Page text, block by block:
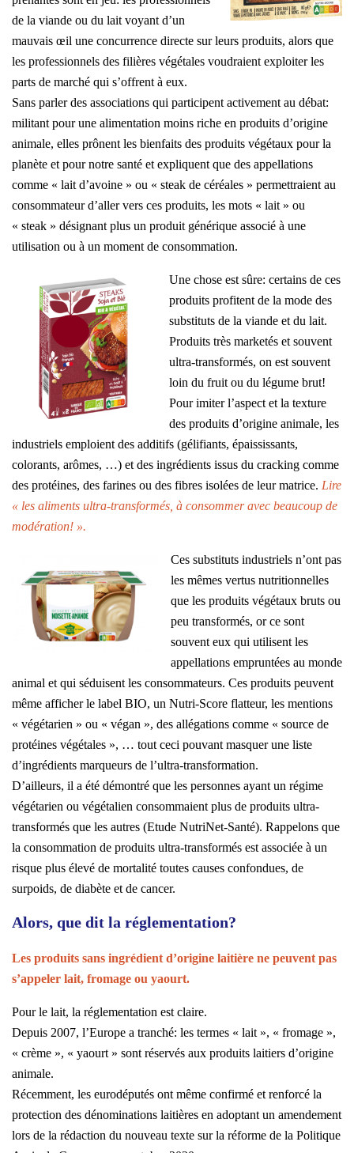
de la viande ou du lait voyant d’un
mauvais œil une concurrence directe sur leurs produits, alors que
les professionnels des filières végétales voudraient exploiter les
parts de marché qui s’offrent à eux.
Sans parler des associations qui participent activement au débat:
militant pour une alimentation moins riche en produits d’origine
animale, elles prônent les bienfaits des produits végétaux pour la
planète et pour notre santé et expliquent que des appellations
comme « lait d’avoine » ou « steak de céréales » permettraient au
consommateur d’aller vers ces produits, les mots « lait » ou
« steak » désignant plus un produit générique associé à une
utilisation ou à un moment de consommation.
Une chose est sûre: certains de ces
produits profitent de la mode des
substituts de la viande et du lait.
Produits très marketés et souvent
ultra-transformés, on est souvent
loin du fruit ou du légume brut!
Pour imiter l’aspect et la texture
des produits d’origine animale, les
industriels emploient des additifs (gélifiants, épaississants,
colorants, arômes, …) et des ingrédients issus du cracking comme
des protéines, des farines ou des fibres isolées de leur matrice. Lire
« les aliments ultra-transformés, à consommer avec beaucoup de
modération! ».
Ces substituts industriels n’ont pas
les mêmes vertus nutritionnelles
que les produits végétaux bruts ou
peu transformés, or ce sont
souvent eux qui utilisent les
appellations empruntées au monde
animal et qui séduisent les consommateurs. Ces produits peuvent
même afficher le label BIO, un Nutri-Score flatteur, les mentions
« végétarien » ou « végan », des allégations comme « source de
protéines végétales », … tout ceci pouvant masquer une liste
d’ingrédients marqueurs de l’ultra-transformation.
D’ailleurs, il a été démontré que les personnes ayant un régime
végétarien ou végétalien consommaient plus de produits ultra-
transformés que les autres (Etude NutriNet-Santé). Rappelons que
la consommation de produits ultra-transformés est associée à un
risque plus élevé de mortalité toutes causes confondues, de
surpoids, de diabète et de cancer.
Alors, que dit la réglementation?
Les produits sans ingrédient d’origine laitière ne peuvent pas
s’appeler lait, fromage ou yaourt.
Pour le lait, la réglementation est claire.
Depuis 2007, l’Europe a tranché: les termes « lait », « fromage »,
« crème », « yaourt » sont réservés aux produits laitiers d’origine
animale.
Récemment, les eurodéputés ont même confirmé et renforcé la
protection des dénominations laitières en adoptant un amendement
lors de la rédaction du nouveau texte sur la réforme de la Politique